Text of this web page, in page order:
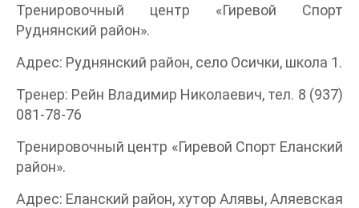
Тренировочный центр «Гиревой Спорт
Руднянский район».
Адрес: Руднянский район, село Осички, школа 1.
Тренер: Рейн Владимир Николаевич, тел. 8 (937)
081-78-76
Тренировочный центр «Гиревой Спорт Еланский
район».
Адрес: Еланский район, хутор Алявы, Аляевская